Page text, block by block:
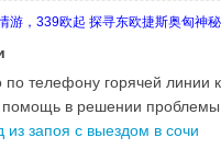
游，339欧起 探寻东欧捷斯奥匈神
по телефону горячей
в решении проблемы
из запоя с выездом в сочи